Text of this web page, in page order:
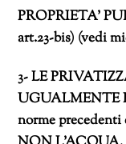
PROPRIETA’
art.23-bis) (vedi
3- LE
UGUALMENTE
norme precedenti